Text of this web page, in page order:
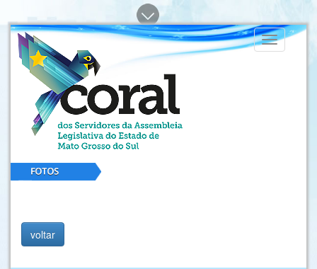
Toggle
navigation
voltar